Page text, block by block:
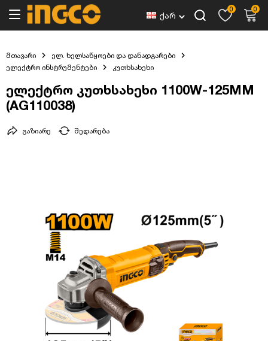
ქარ
0 0
მთავარი
ელ. ხელსაწყოები და დანადგარები
ელექტრო ინსტრუმენტები
კუთხსახეხი
ელექტრო კუთხსახეხი 1100W-125MM
(AG110038)
შედარება
გაზიარე